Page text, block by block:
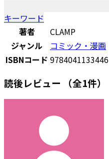
キーワード
著者
CLAMP
ジャンル
コミック・漫画
ISBNコード 9784041133446
読後レビュー （全1件）